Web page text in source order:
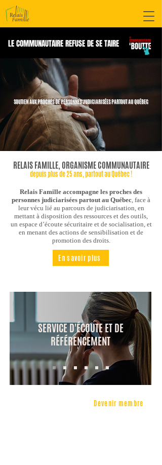
LE COMMUNAUTAIRE REFUSE DE SE TAIRE
SOUTIEN AUX PROCHES DE PERSONNES JUDICIARISÉES PARTOUT AU QUÉBEC
RELAIS FAMILLE, ORGANISME COMMUNAUTAIRE
depuis plus de 25 ans, partout au Québec !
Relais Famille accompagne les proches des
personnes judiciarisées partout au Québec, face à
leur vécu lié au parcours de judiciarisation, en
mettant à disposition des ressources et des outils,
un espace d’écoute sécuritaire et de socialisation, et
en menant des actions de sensibilisation et de
promotion des droits.
En savoir plus
Devenir membre
SERVICE D'ÉCOUTE ET DE
RÉFÉRENCEMENT